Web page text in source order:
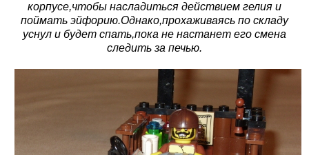
корпусе,чтобы насладиться действием гелия и
поймать эйфорию.Однако,прохаживаясь по складу
уснул и будет спать,пока не настанет его смена
следить за печью.